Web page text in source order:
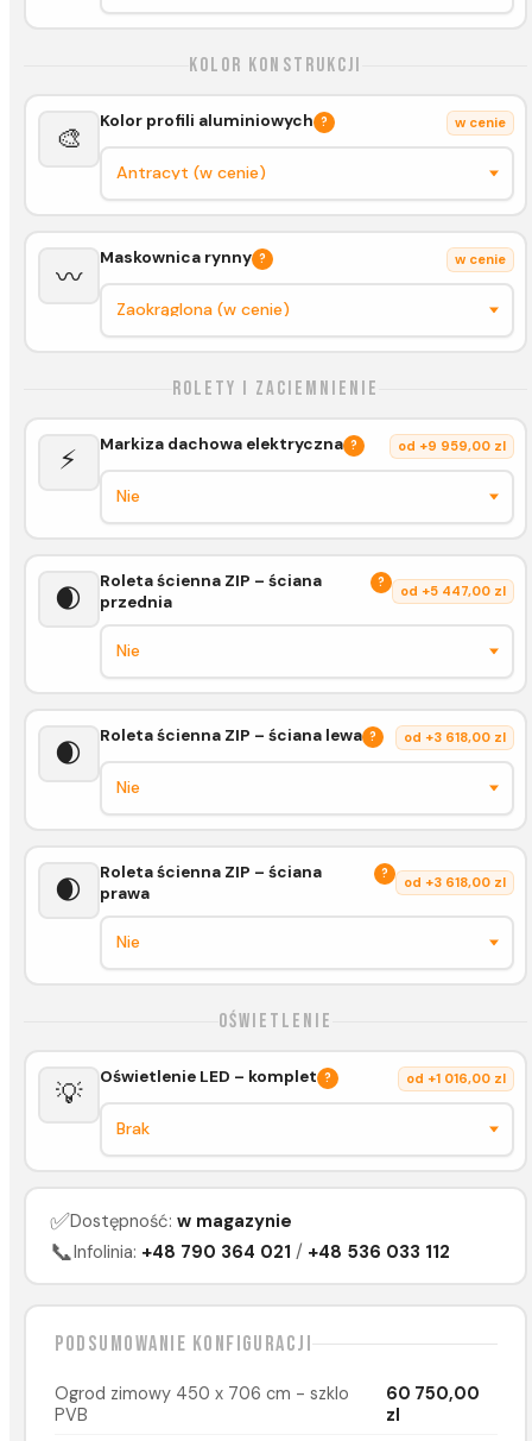
Kolor konstrukcji
🎨
Kolor profili aluminiowych ? w cenie
〰️
Maskownica rynny ? w cenie
Rolety i zaciemnienie
⚡ Markiza dachowa elektryczna ? od +9 959,00 zl
🌒
Roleta ścienna ZIP – ściana
przednia
?
od +5 447,00 zl
🌒
Roleta ścienna ZIP – ściana lewa ? od +3 618,00 zl
🌒
Roleta ścienna ZIP – ściana
prawa
?
od +3 618,00 zl
Oświetlenie
💡
Oświetlenie LED – komplet ? od +1 016,00 zl
✅Dostępność: w magazynie
📞Infolinia: +48 790 364 021 / +48 536 033 112
Podsumowanie konfiguracji
Ogrod zimowy 450 x 706 cm - szklo
PVB
60 750,00
zl